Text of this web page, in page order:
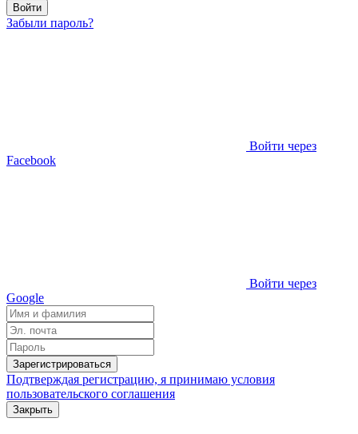
Войти
Забыли пароль?
Войти через
Facebook
Войти через
Google
Зарегистрироваться
Подтверждая регистрацию, я принимаю условия
пользовательского соглашения
Закрыть